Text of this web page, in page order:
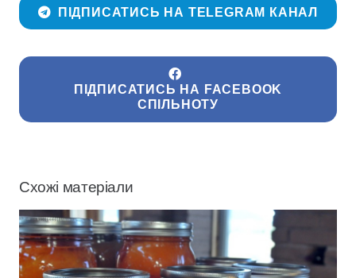
ПІДПИСАТИСЬ НА TELEGRAM КАНАЛ
ПІДПИСАТИСЬ НА FACEBOOK
СПІЛЬНОТУ
Схожі матеріали